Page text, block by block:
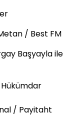
/ Best FM
Başyayla ile
Hükümdar
/ Payitaht